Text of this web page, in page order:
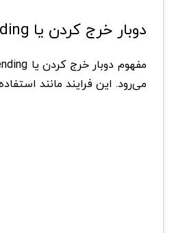
دوبار خرج کردن یا Double Spending چیست؟
می‌رود. این فرایند مانند